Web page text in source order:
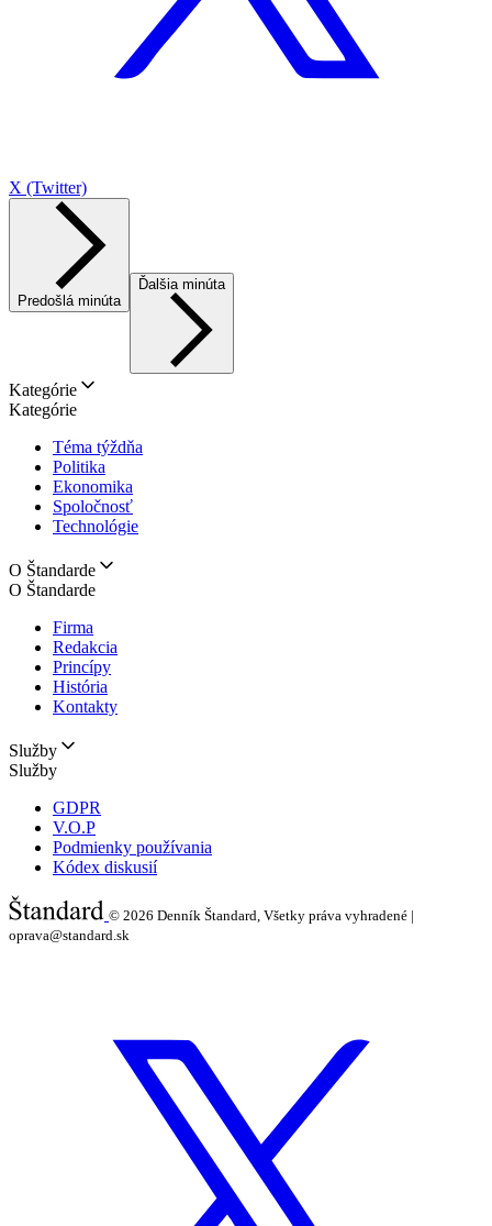
X (Twitter)
Predošlá minúta
Ďalšia minúta
Kategórie
Kategórie
Téma týždňa
Politika
Ekonomika
Spoločnosť
Technológie
O Štandarde
O Štandarde
Firma
Redakcia
Princípy
História
Kontakty
Služby
Služby
GDPR
V.O.P
Podmienky používania
Kódex diskusií
© 2026 Denník Štandard, Všetky práva vyhradené |
oprava@standard.sk